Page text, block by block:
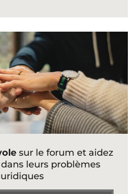
sur le forum et aidez
leurs problèmes